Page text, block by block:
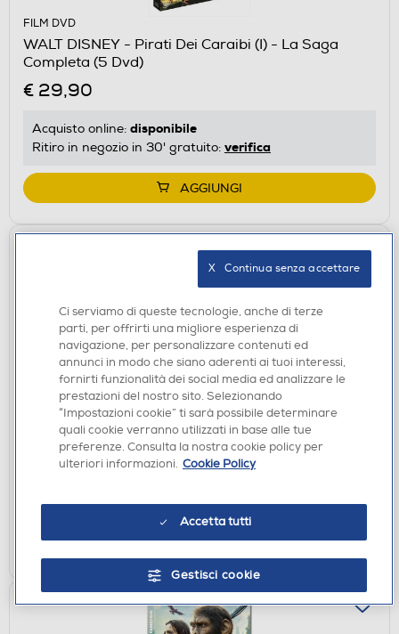
FILM DVD
WALT DISNEY - Pirati Dei Caraibi (I) - La Saga
Completa (5 Dvd)
€ 29,90
Acquisto online: disponibile
Ritiro in negozio in 30' gratuito: verifica
AGGIUNGI
FILM DVD
WALT DISNEY - Prey
€ 6,90
Ritiro in negozio in 30' gratuito:verifica
AGGIUNGI
Ci serviamo di queste tecnologie, anche di terze
parti, per offrirti una migliore esperienza di
navigazione, per personalizzare contenuti ed
annunci in modo che siano aderenti ai tuoi interessi,
fornirti funzionalità dei social media ed analizzare le
prestazioni del nostro sito. Selezionando
“Impostazioni cookie” ti sarà possibile determinare
quali cookie verranno utilizzati in base alle tue
preferenze. Consulta la nostra cookie policy per
ulteriori informazioni. Cookie Policy
Accetta tutti
Gestisci cookie
X   Continua senza accettare